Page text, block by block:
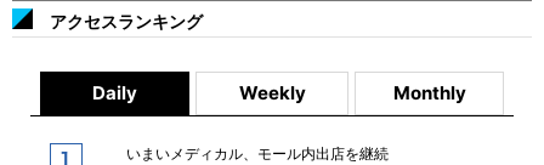
アクセスランキング
Daily Weekly Monthly
いまいメディカル、モール内出店を継続